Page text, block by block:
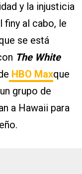
y la injusticia
finy al cabo, le
se está
The White
HBO Maxque
grupo de
a Hawaii para